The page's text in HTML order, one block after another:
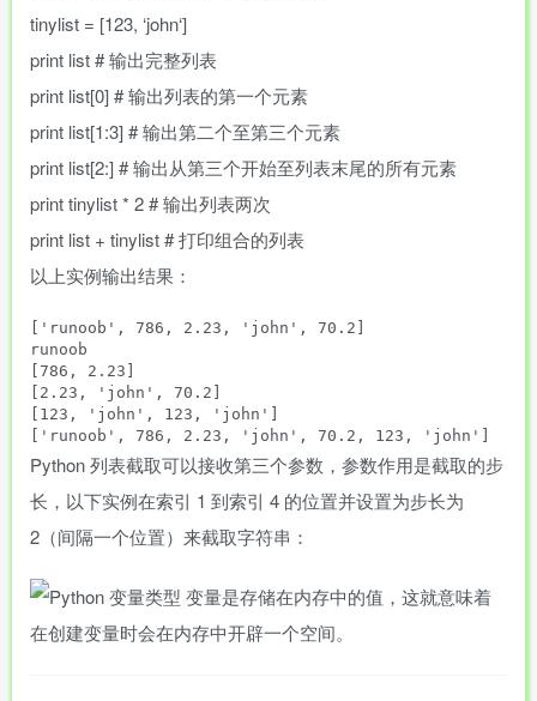
tinylist = [123, ‘john‘]
print list# 输出完整列表
print list[0] # 输出列表的第一个元素
print list[1:3] # 输出第二个至第三个元素
print list[2:] # 输出从第三个开始至列表末尾的所有元素
printtinylist* 2# 输出列表两次
print list + tinylist# 打印组合的列表
以上实例输出结果：
['runoob', 786, 2.23, 'john', 70.2]
runoob
[786, 2.23]
[2.23, 'john', 70.2]
[123, 'john', 123, 'john']
Python 列表截取可以接收第三个参数，参数作用是截取的步
长，以下实例在索引 1 到索引 4 的位置并设置为步长为
2（间隔一个位置）来截取字符串：